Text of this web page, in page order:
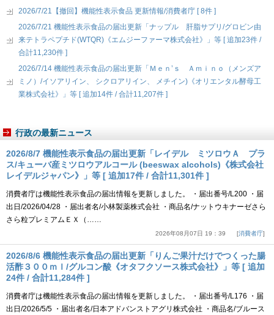
2026/7/21【撤回】機能性表示食品 更新情報/消費者庁 [ 8件 ]
2026/7/21 機能性表示食品の届出更新「ナップル 肝脂サプリ/グロビン由
来テトラペプチド(WTQR)《エムジーファーマ株式会社》」等 [ 追加23件 /
合計11,230件 ]
2026/7/14 機能性表示食品の届出更新「Ｍｅｎ’ｓ Ａｍｉｎｏ（メンズア
ミノ）/イソアリイン、 シクロアリイン、 メチイン)《オリエンタル酵母工
業株式会社》」等 [ 追加14件 / 合計11,207件 ]
行政の最新ニュース
2026/8/7 機能性表示食品の届出更新「レイデル ミツロウＡ プラ
ス/キューバ産ミツロウアルコール (beeswax alcohols)《株式会社
レイデルジャパン》」等 [ 追加17件 / 合計11,301件 ]
消費者庁は機能性表示食品の届出情報を更新しました。 ・届出番号/L200 ・届
出日/2026/04/28 ・届出者名/小林製薬株式会社 ・商品名/ナットウキナーゼさら
さら粒プレミアムＥＸ（……
2026年08月07日 19：39 消費者庁
2026/8/6 機能性表示食品の届出更新「りんご果汁だけでつくった腸
活酢３００ｍｌ/グルコン酸《オタフクソース株式会社》」等 [ 追加
24件 / 合計11,284件 ]
消費者庁は機能性表示食品の届出情報を更新しました。 ・届出番号/L176 ・届
出日/2026/5/5 ・届出者名/日本アドバンストアグリ株式会社 ・商品名/ブルース